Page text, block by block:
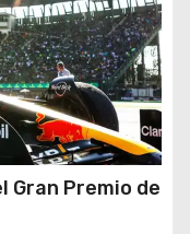
Gran Premio de